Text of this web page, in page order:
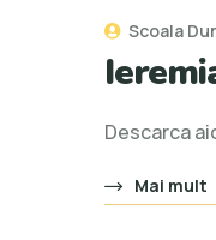
Scoala
Descarca
Mai mult